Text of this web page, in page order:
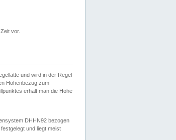
vor.
und wird in der Regel
Höhenbezug zum
erhält man die Höhe
DHHN92 bezogen
und liegt meist